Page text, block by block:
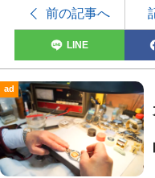
前の記事へ
LINE
ad